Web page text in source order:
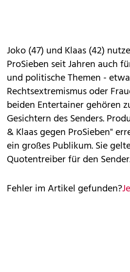
Joko (47) und Klaas (42)
ProSieben seit Jahren auch
und politische Themen -
Rechtsextremismus oder
beiden Entertainer gehören
Gesichtern des Senders.
& Klaas gegen ProSieben"
ein großes Publikum. Sie
Quotentreiber für den
Fehler im Artikel gefunden?